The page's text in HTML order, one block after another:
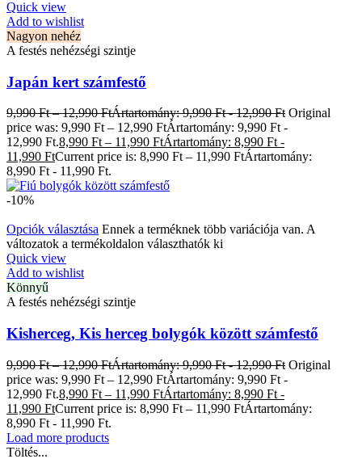
Quick view
Add to wishlist
Nagyon nehéz
A festés nehézségi szintje
Japán kert számfestő
9,990Ft – 12,990FtÁrtartomány: 9,990 Ft - 12,990 Ft Original
price was: 9,990 Ft – 12,990 FtÁrtartomány: 9,990 Ft -
12,990 Ft.8,990 Ft – 11,990 FtÁrtartomány: 8,990 Ft -
11,990 FtCurrent price is: 8,990 Ft – 11,990 FtÁrtartomány:
8,990 Ft - 11,990 Ft.
-10%
Opciók választása Ennek a terméknek több variációja van. A
változatok a termékoldalon választhatók ki
Quick view
Add to wishlist
Könnyű
A festés nehézségi szintje
Kisherceg, Kis herceg bolygók között számfestő
9,990Ft – 12,990FtÁrtartomány: 9,990 Ft - 12,990 Ft Original
price was: 9,990 Ft – 12,990 FtÁrtartomány: 9,990 Ft -
12,990 Ft.8,990 Ft – 11,990 FtÁrtartomány: 8,990 Ft -
11,990 FtCurrent price is: 8,990 Ft – 11,990 FtÁrtartomány:
8,990 Ft - 11,990 Ft.
Load more products
Töltés...